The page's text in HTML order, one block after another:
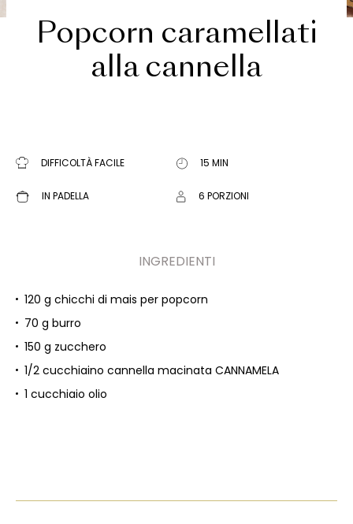
Popcorn caramellati
alla cannella
DIFFICOLTÀ FACILE 15 MIN
IN PADELLA 6 PORZIONI
INGREDIENTI
120 g chicchi di mais per popcorn
70 g burro
150 g zucchero
1/2 cucchiaino cannella macinata CANNAMELA
1 cucchiaio olio